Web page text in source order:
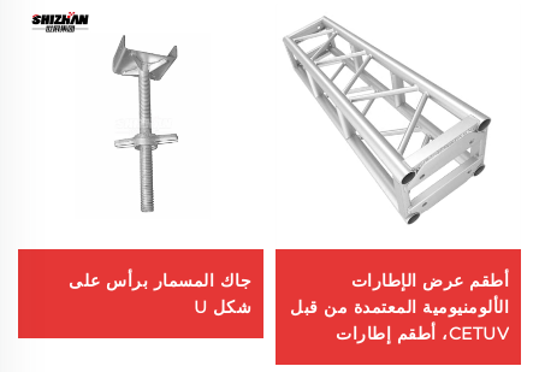
أطقم عرض الإطارات
الألومنيومية المعتمدة من قبل
CETUV، أطقم إطارات
مربوطة بالمسامير سهلة
جاك المسمار برأس على
شكل U